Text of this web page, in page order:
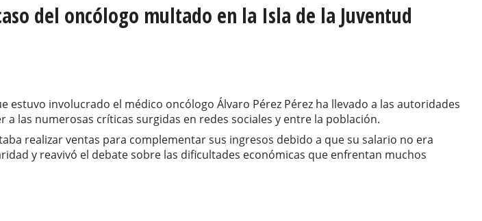
del oncólogo multado en la Isla de la Juventud
involucrado el médico oncólogo Álvaro Pérez Pérez ha llevado a las autoridades
las numerosas críticas surgidas en redes sociales y entre la población.
realizar ventas para complementar sus ingresos debido a que su salario no era
y reavivó el debate sobre las dificultades económicas que enfrentan muchos